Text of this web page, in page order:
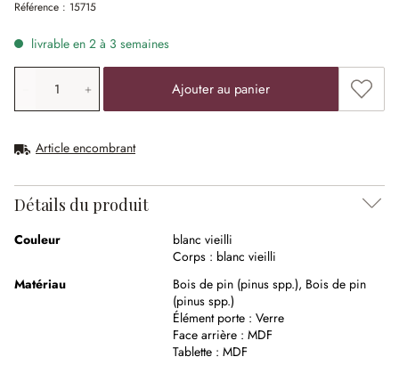
Référence : 15715
livrable en 2 à 3 semaines
Quantité de produit: saisissez la valeur souhaitée ou
Ajouter au panier
Article encombrant
Détails du produit
Couleur
blanc vieilli
Corps : blanc vieilli
Matériau
Bois de pin (pinus spp.), Bois de pin
(pinus spp.)
Élément porte : Verre
Face arrière : MDF
Tablette : MDF